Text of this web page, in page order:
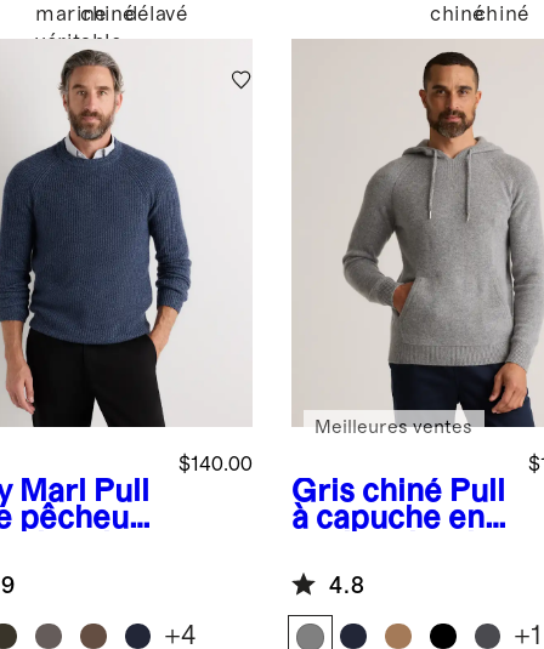
marine
véritable
chinédélavé
chinéchiné
Marl
Pull
pêcheur
à
$140.00
+4
Gris chiné Pull
à capuche en
Mongolie
Meilleures ventes
4.8
+1